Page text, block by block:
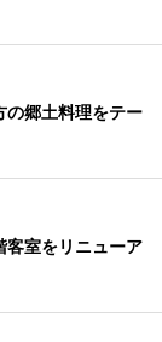
の郷土料理をテー
客室をリニューア